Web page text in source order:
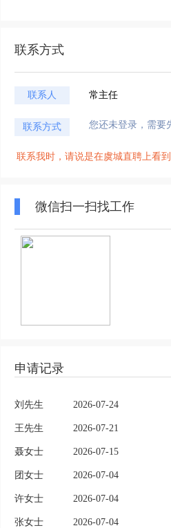
联系方式
联系人 常主任
联系方式 您还未登录，需要
联系我时，请说是在虞城直聘上看到
微信扫一扫找工作
申请记录
刘先生 2026-07-24
王先生 2026-07-21
聂女士 2026-07-15
团女士 2026-07-04
许女士 2026-07-04
张女士 2026-07-04